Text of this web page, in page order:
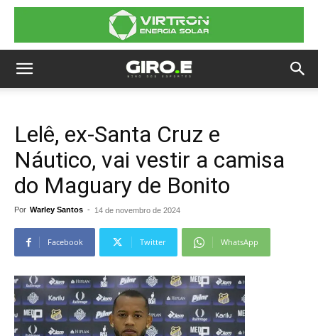
Lelê, ex-Santa Cruz e
Náutico, vai vestir a camisa
do Maguary de Bonito
Por Warley Santos - 14 de novembro de 2024
Facebook Twitter WhatsApp